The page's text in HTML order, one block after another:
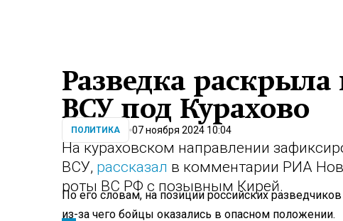
Разведка
ВСУ под Курахово
ПОЛИТИКА 07 ноября 2024 10:04
На кураховском направлении
ВСУ, рассказал в комментарии РИА
роты ВС РФ с позывным Кирей.
По его словам, на позиции российских
из-за чего бойцы оказались в опасном положении.